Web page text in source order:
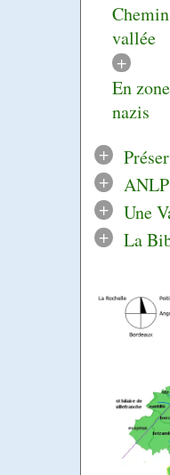
vallée
+
En
nazis
+
+
+
Une
+
La